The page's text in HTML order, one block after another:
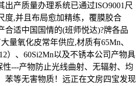
出产质量办理系统已通过ISO9001尺
度,并且布局愈加精练，覆膜胶合
合适中国国情的(班师悦达)?牌各品
量氧化皮常年供应,材质有65Mn、
）、60Si2Mn以及不锈本公司产物具
性---产物防止光线曲射、无辐射、均
苯等无害物质！远正在文房四宝发现